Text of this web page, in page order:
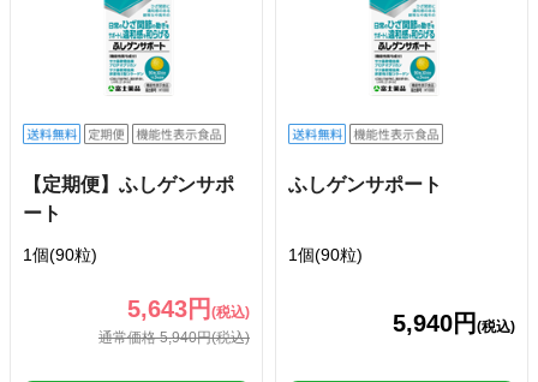
【定期便】ふしゲンサポ
ート
1個(90粒)
5,643円 (税込)
通常価格 5,940円(税込)
ふしゲンサポート
1個(90粒)
5,940円 (税込)